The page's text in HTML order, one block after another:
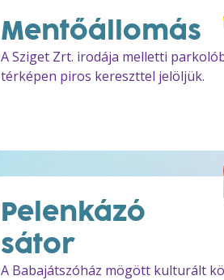
Mentőállomás
A Sziget Zrt. irodája melletti
térképen piros kereszttel jelöljük.
Pelenkázó
sátor
A Babajátszóház mögött kulturált